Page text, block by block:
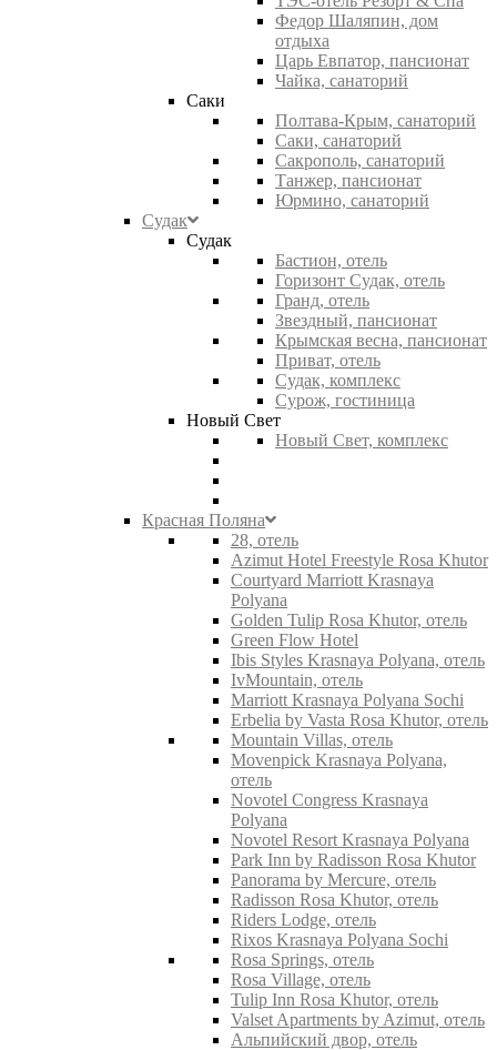
Федор Шаляпин, дом
отдыха
Царь Евпатор, пансионат
Чайка, санаторий
Саки
Полтава-Крым, санаторий
Саки, санаторий
Сакрополь, санаторий
Танжер, пансионат
Юрмино, санаторий
Судак
Судак
Бастион, отель
Горизонт Судак, отель
Гранд, отель
Звездный, пансионат
Крымская весна, пансионат
Приват, отель
Судак, комплекс
Сурож, гостиница
Новый Свет
Новый Свет, комплекс
Красная Поляна
28, отель
Azimut Hotel Freestyle Rosa Khutor
Courtyard Marriott Krasnaya
Polyana
Golden Tulip Rosa Khutor, отель
Green Flow Hotel
Ibis Styles Krasnaya Polyana, отель
IvMountain, отель
Marriott Krasnaya Polyana Sochi
Erbelia by Vasta Rosa Khutor, отель
Mountain Villas, отель
Movenpick Krasnaya Polyana,
отель
Novotel Congress Krasnaya
Polyana
Novotel Resort Krasnaya Polyana
Park Inn by Radisson Rosa Khutor
Panorama by Mercure, отель
Radisson Rosa Khutor, отель
Riders Lodge, отель
Rixos Krasnaya Polyana Sochi
Rosa Springs, отель
Rosa Village, отель
Tulip Inn Rosa Khutor, отель
Valset Apartments by Azimut, отель
Альпийский двор, отель